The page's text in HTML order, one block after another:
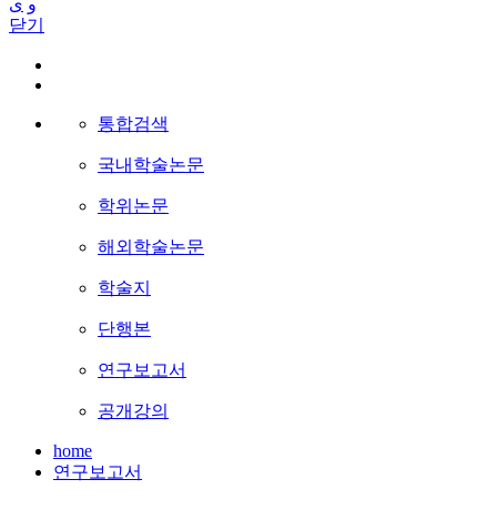
و ی
닫기
통합검색
국내학술논문
학위논문
해외학술논문
학술지
단행본
연구보고서
공개강의
home
연구보고서